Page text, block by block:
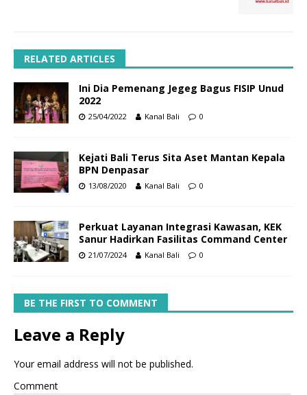
RELATED ARTICLES
Ini Dia Pemenang Jegeg Bagus FISIP Unud
2022
25/04/2022 Kanal Bali 0
Kejati Bali Terus Sita Aset Mantan Kepala
BPN Denpasar
13/08/2020 Kanal Bali 0
Perkuat Layanan Integrasi Kawasan, KEK
Sanur Hadirkan Fasilitas Command Center
21/07/2024 Kanal Bali 0
BE THE FIRST TO COMMENT
Leave a Reply
Your email address will not be published.
Comment